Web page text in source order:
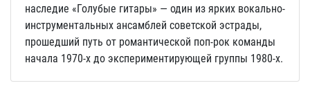
наследие «Голубые гитары» — один из ярких вокально-
инструментальных ансамблей советской эстрады,
прошедший путь от романтической поп-рок команды
начала 1970-х до экспериментирующей группы 1980-х.